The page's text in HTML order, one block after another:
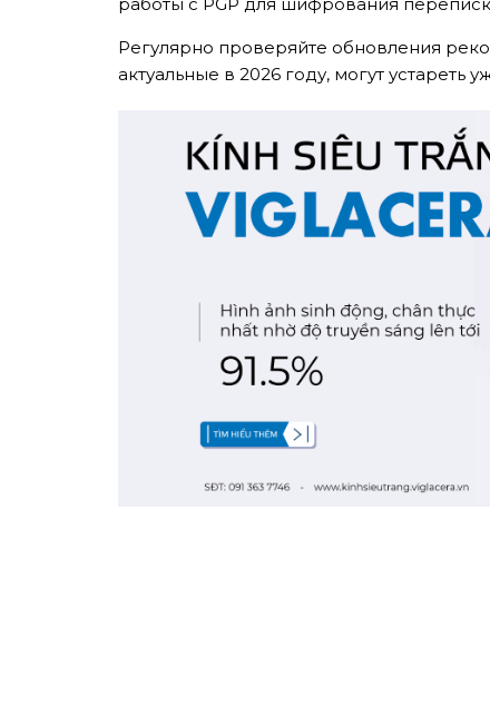
Nghề nghiệp...
GỬI
Регулярно проверяйте обновления
актуальные в 2026 году, могут